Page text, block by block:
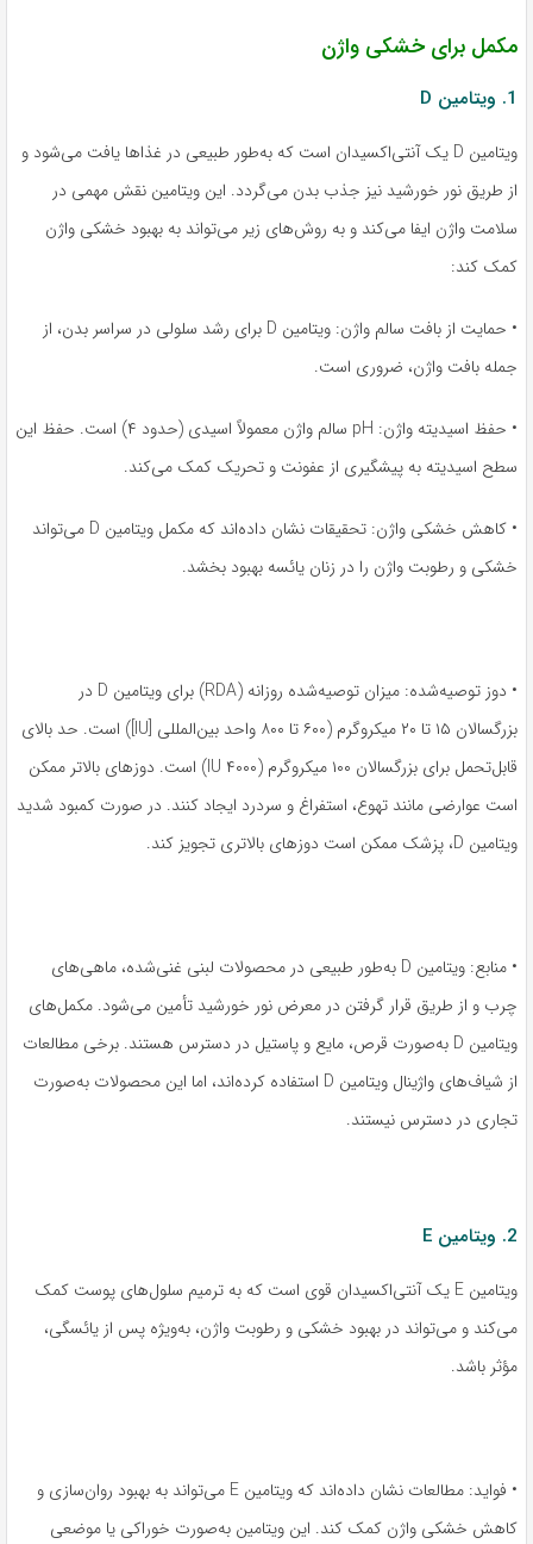
مکمل برای خشکی واژن
1. ویتامین D
ویتامین D یک آنتی‌اکسیدان است که به‌طور طبیعی در غذاها یافت می‌شود و
از طریق نور خورشید نیز جذب بدن می‌گردد. این ویتامین نقش مهمی در
سلامت واژن ایفا می‌کند و به روش‌های زیر می‌تواند به بهبود خشکی واژن
کمک کند:
• حمایت از بافت سالم واژن: ویتامین D برای رشد سلولی در سراسر بدن، از
جمله بافت واژن، ضروری است.
• حفظ اسیدیته واژن: pH سالم واژن معمولاً اسیدی (حدود ۴) است. حفظ این
سطح اسیدیته به پیشگیری از عفونت و تحریک کمک می‌کند.
• کاهش خشکی واژن: تحقیقات نشان داده‌اند که مکمل ویتامین D می‌تواند
خشکی و رطوبت واژن را در زنان یائسه بهبود بخشد.
• دوز توصیه‌شده: میزان توصیه‌شده روزانه (RDA) برای ویتامین D در
بزرگسالان ۱۵ تا ۲۰ میکروگرم (۶۰۰ تا ۸۰۰ واحد بین‌المللی [IU]) است. حد بالای
قابل‌تحمل برای بزرگسالان ۱۰۰ میکروگرم (۴۰۰۰ IU) است. دوزهای بالاتر ممکن
است عوارضی مانند تهوع، استفراغ و سردرد ایجاد کنند. در صورت کمبود شدید
ویتامین D، پزشک ممکن است دوزهای بالاتری تجویز کند.
• منابع: ویتامین D به‌طور طبیعی در محصولات لبنی غنی‌شده، ماهی‌های
چرب و از طریق قرار گرفتن در معرض نور خورشید تأمین می‌شود. مکمل‌های
ویتامین D به‌صورت قرص، مایع و پاستیل در دسترس هستند. برخی مطالعات
از شیاف‌های واژینال ویتامین D استفاده کرده‌اند، اما این محصولات به‌صورت
تجاری در دسترس نیستند.
2. ویتامین E
ویتامین E یک آنتی‌اکسیدان قوی است که به ترمیم سلول‌های پوست کمک
می‌کند و می‌تواند در بهبود خشکی و رطوبت واژن، به‌ویژه پس از یائسگی،
مؤثر باشد.
• فواید: مطالعات نشان داده‌اند که ویتامین E می‌تواند به بهبود روان‌سازی و
کاهش خشکی واژن کمک کند. این ویتامین به‌صورت خوراکی یا موضعی